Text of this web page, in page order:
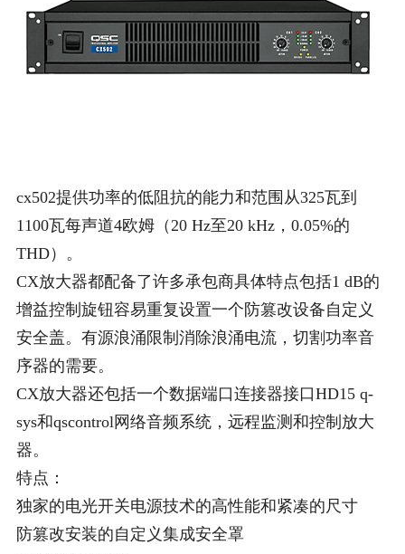
cx502提供功率的低阻抗的能力和范围从325瓦到
1100瓦每声道4欧姆（20 Hz至20 kHz，0.05%的
THD）。
CX放大器都配备了许多承包商具体特点包括1 dB的
增益控制旋钮容易重复设置一个防篡改设备自定义
安全盖。有源浪涌限制消除浪涌电流，切割功率音
序器的需要。
CX放大器还包括一个数据端口连接器接口HD15 q-
sys和qscontrol网络音频系统，远程监测和控制放大
器。
特点：
独家的电光开关电源技术的高性能和紧凑的尺寸
防篡改安装的自定义集成安全罩